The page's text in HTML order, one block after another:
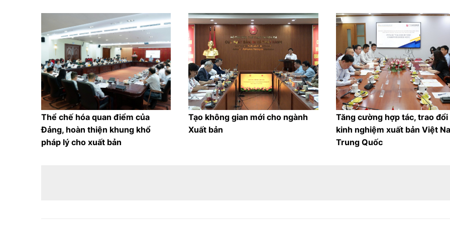
Thể chế hóa quan điểm của
Đảng, hoàn thiện khung khổ
pháp lý cho xuất bản
Tạo không gian mới cho ngành
Xuất bản
Tăng cường hợp tác, trao đổi
kinh nghiệm xuất bản Việt
Trung Quốc